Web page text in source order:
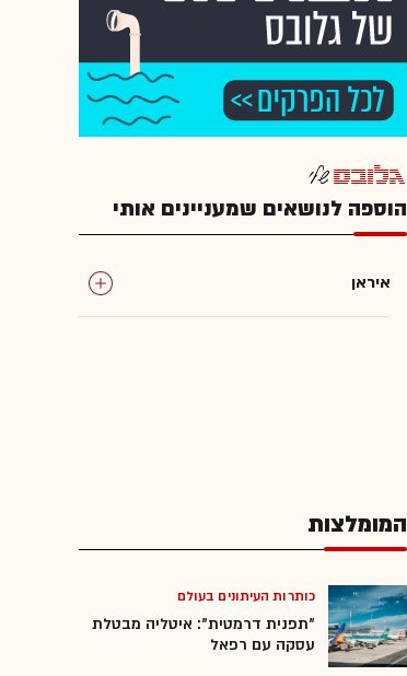
הוספה לנושאים שמעניינים אותי
איראן
המומלצות
כותרות העיתונים בעולם
"תפנית דרמטית": איטליה מבטלת
עסקה עם רפאל